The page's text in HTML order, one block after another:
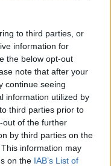
to third parties, or
information for
the below opt-out
note that after your
continue seeing
information utilized by
third parties prior to
out of the further
by third parties on the
information may
on the IAB’s List of
și susține